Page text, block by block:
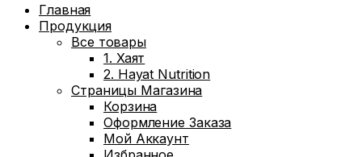
Главная
Продукция
Все товары
1. Хаят
2. Hayat Nutrition
Страницы Магазина
Корзина
Оформление Заказа
Мой Аккаунт